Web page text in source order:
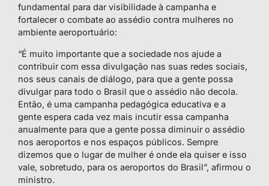
fundamental para dar visibilidade à campanha e
fortalecer o combate ao assédio contra mulheres no
ambiente aeroportuário:
“É muito importante que a sociedade nos ajude a
contribuir com essa divulgação nas suas redes sociais,
nos seus canais de diálogo, para que a gente possa
divulgar para todo o Brasil que o assédio não decola.
Então, é uma campanha pedagógica educativa e a
gente espera cada vez mais incutir essa campanha
anualmente para que a gente possa diminuir o assédio
nos aeroportos e nos espaços públicos. Sempre
dizemos que o lugar de mulher é onde ela quiser e isso
vale, sobretudo, para os aeroportos do Brasil”, afirmou o
ministro.